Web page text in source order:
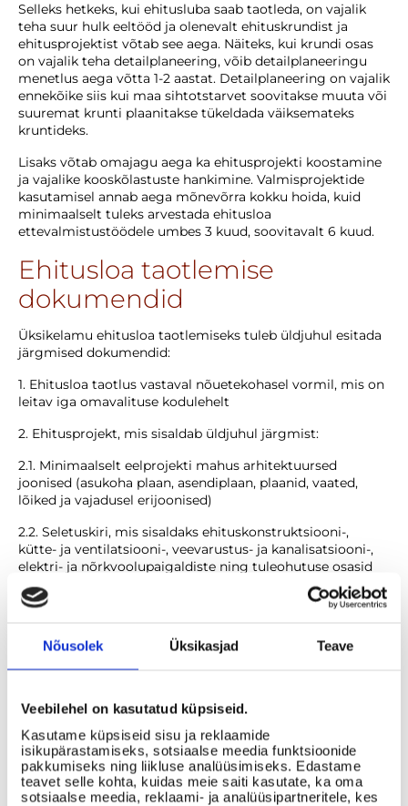
Nõusolek Üksikasjad Teave
Veebilehel on kasutatud küpsiseid.
Kasutame küpsiseid sisu ja reklaamide
isikupärastamiseks, sotsiaalse meedia funktsioonide
pakkumiseks ning liikluse analüüsimiseks. Edastame
teavet selle kohta, kuidas meie saiti kasutate, ka oma
sotsiaalse meedia, reklaami- ja analüüsipartneritele, kes
Selleks hetkeks, kui ehitusluba saab taotleda, on vajalik
teha suur hulk eeltööd ja olenevalt ehituskrundist ja
ehitusprojektist võtab see aega. Näiteks, kui krundi osas
on vajalik teha detailplaneering, võib detailplaneeringu
menetlus aega võtta 1-2 aastat. Detailplaneering on vajalik
ennekõike siis kui maa sihtotstarvet soovitakse muuta või
suuremat krunti plaanitakse tükeldada väiksemateks
kruntideks.
Lisaks võtab omajagu aega ka ehitusprojekti koostamine
ja vajalike kooskõlastuste hankimine. Valmisprojektide
kasutamisel annab aega mõnevõrra kokku hoida, kuid
minimaalselt tuleks arvestada ehitusloa
ettevalmistustöödele umbes 3 kuud, soovitavalt 6 kuud.
Ehitusloa taotlemise
dokumendid
Üksikelamu ehitusloa taotlemiseks tuleb üldjuhul esitada
järgmised dokumendid:
1. Ehitusloa taotlus vastaval nõuetekohasel vormil, mis on
leitav iga omavalituse kodulehelt
2. Ehitusprojekt, mis sisaldab üldjuhul järgmist:
2.1. Minimaalselt eelprojekti mahus arhitektuursed
joonised (asukoha plaan, asendiplaan, plaanid, vaated,
lõiked ja vajadusel erijoonised)
2.2. Seletuskiri, mis sisaldaks ehituskonstruktsiooni-,
kütte- ja ventilatsiooni-, veevarustus- ja kanalisatsiooni-,
elektri- ja nõrkvoolupaigaldiste ning tuleohutuse osasid
3. Projekteerimistingimused või detailplaneeringu
4. Katastriüksuse plaan ja kinnisturaamatu väljavõte
6. Tehnilised tingimused tehnovõrkudega liitumiseks ja
võrgu omanike kooskõlastused projekti asendiplaanil
7. Päästeameti kooskõlastus
8. Energiamärgise dokument